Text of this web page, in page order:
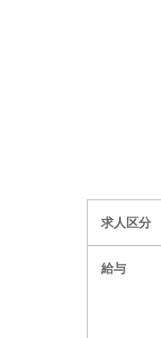
求人区分
給与